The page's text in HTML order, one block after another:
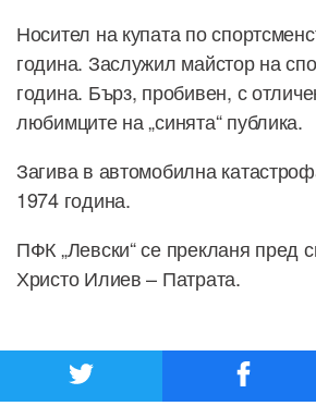
Носител на купата по
година. Заслужил майстор на
година. Бърз, пробивен, с
любимците на „синята“ публика.
Загива в автомобилна
1974 година.
ПФК „Левски“ се прекланя пред
Христо Илиев – Патрата.